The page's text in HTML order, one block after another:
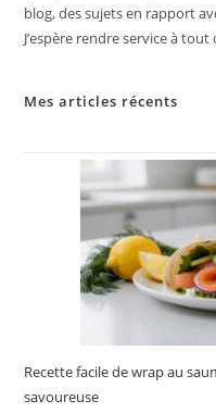
blog, des sujets en rapport
J’espère rendre service à
Mes articles récents
Recette facile de wrap au
savoureuse